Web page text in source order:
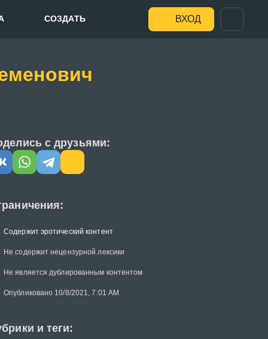
СОЗДАТЬ ВХОД
с друзьями:
Содержит эротический контент
Не содержит нецензурной лексики
Не является дублированным контентом
Опубликовано 10/8/2021, 7:01 AM
и теги: